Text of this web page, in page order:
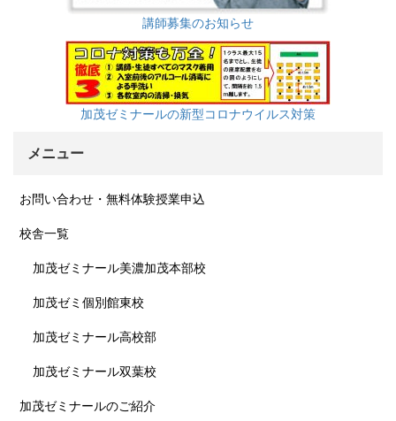
講師募集のお知らせ
加茂ゼミナールの新型コロナウイルス対策
メニュー
お問い合わせ・無料体験授業申込
校舎一覧
加茂ゼミナール美濃加茂本部校
加茂ゼミ個別館東校
加茂ゼミナール高校部
加茂ゼミナール双葉校
加茂ゼミナールのご紹介